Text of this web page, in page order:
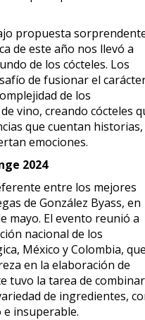
propuesta
de este año nos llevó a
de los cócteles. Los
de fusionar el
de los
vino, creando cócteles
que cuentan historias,
emociones.
2024
entre los mejores
de González Byass, en
mayo. El evento reunió a
nacional de los
México y Colombia,
en la elaboración de
tuvo la tarea de combinar
de ingredientes,
insuperable.